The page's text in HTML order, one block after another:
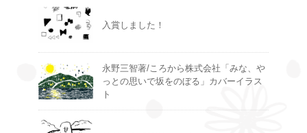
入賞しました！
永野三智著/ころから株式会社「みな、や
っとの思いで坂をのぼる」カバーイラス
ト